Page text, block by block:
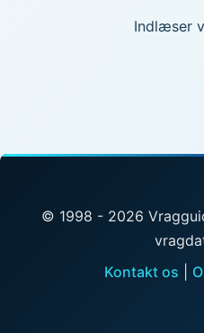
Indlæser
© 1998 - 2026
Kontakt os